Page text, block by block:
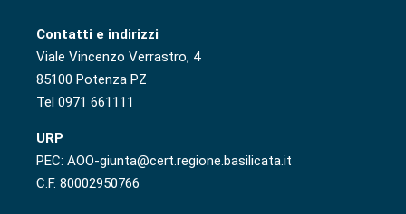
Contatti e indirizzi
Viale Vincenzo Verrastro, 4
85100 Potenza PZ
Tel 0971 661111
URP
PEC: AOO-giunta@cert.regione.basilicata.it
C.F. 80002950766